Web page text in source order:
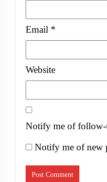
Email *
Website
Notify me of follow-
Notify me of new